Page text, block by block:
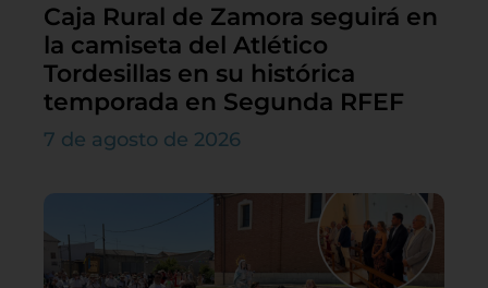
Caja Rural de Zamora seguirá en
la camiseta del Atlético
Tordesillas en su histórica
temporada en Segunda RFEF
7 de agosto de 2026